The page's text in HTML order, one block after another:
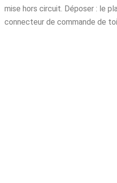
mise hors circuit. Déposer : le
connecteur de commande de